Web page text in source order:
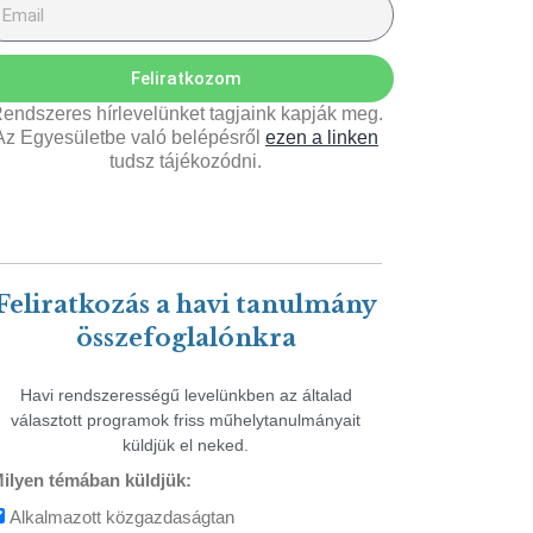
Feliratkozom
hírlevelünket tagjaink kapják meg.
Egyesületbe való belépésről ezen a linken
tudsz tájékozódni.
a havi tanulmány
összefoglalónkra
Havi rendszerességű levelünkben az általad
választott programok friss műhelytanulmányait
küldjük el neked.
témában küldjük:
Alkalmazott közgazdaságtan